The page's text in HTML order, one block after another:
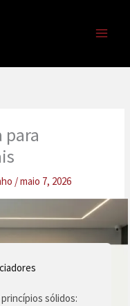
para
/maio 7, 2026
sólidos: